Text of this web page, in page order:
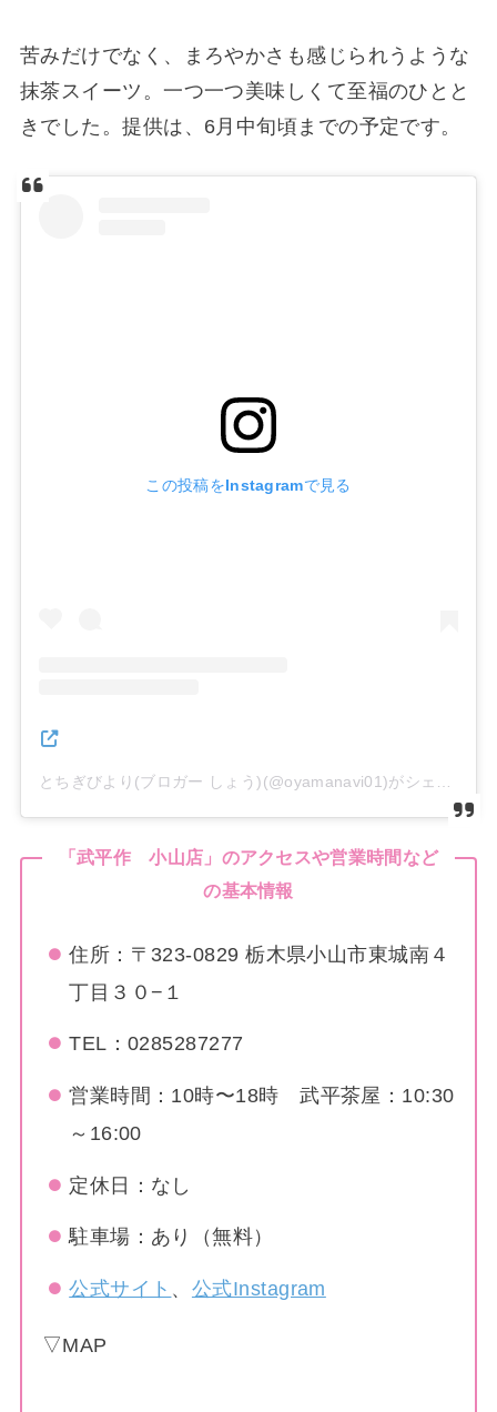
苦みだけでなく、まろやかさも感じられうような
抹茶スイーツ。一つ一つ美味しくて至福のひとと
きでした。提供は、6月中旬頃までの予定です。
この投稿をInstagramで見る
とちぎびより(ブロガー しょう)(@oyamanavi01)がシェアした投稿
「武平作 小山店」のアクセスや営業時間など
の基本情報
住所：〒323-0829 栃木県小山市東城南４
丁目３０−１
TEL：0285287277
営業時間：10時〜18時 武平茶屋：10:30
～16:00
定休日：なし
駐車場：あり（無料）
公式サイト 、 公式Instagram
▽MAP